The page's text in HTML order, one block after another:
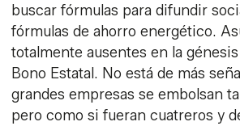
buscar fórmulas para difundir
fórmulas de ahorro energético.
totalmente ausentes en la
Bono Estatal. No está de más
grandes empresas se embolsan
pero como si fueran cuatreros y